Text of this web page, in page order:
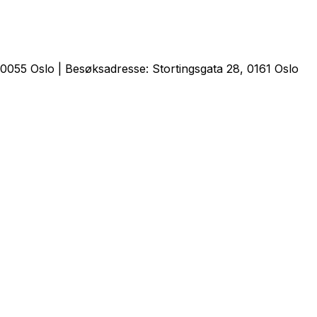
Oslo | Besøksadresse: Stortingsgata 28, 0161 Oslo